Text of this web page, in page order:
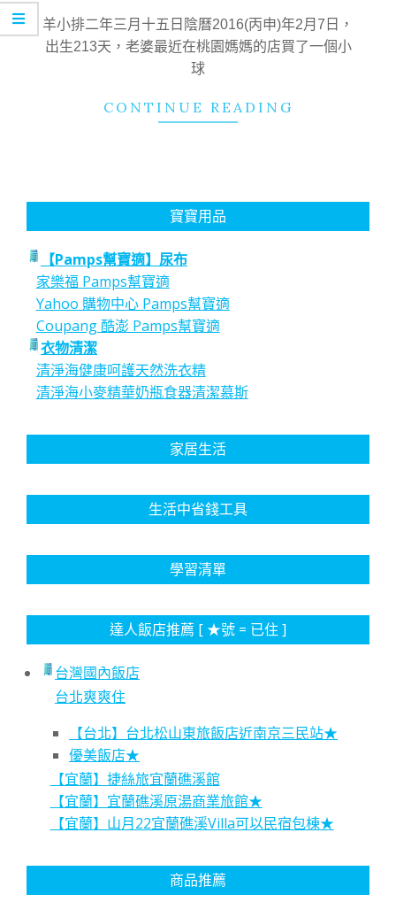
20
羊小排二年三月十五日陰曆2016(丙申)年2月7日，
出生213天，老婆最近在桃園媽媽的店買了一個小
球
CONTINUE READING
寶寶用品
【Pamps幫寶適】尿布
家樂福 Pamps幫寶適
Yahoo 購物中心 Pamps幫寶適
Coupang 酷澎 Pamps幫寶適
衣物清潔
清淨海健康呵護天然洗衣精
清淨海小麥精華奶瓶食器清潔慕斯
家居生活
生活中省錢工具
學習清單
達人飯店推薦 [ ★號 = 已住 ]
台灣國內飯店
台北爽爽住
【台北】台北松山東旅飯店近南京三民站★
優美飯店★
【宜蘭】捷絲旅宜蘭礁溪館
【宜蘭】宜蘭礁溪原湯商業旅館★
【宜蘭】山月22宜蘭礁溪Villa可以民宿包棟★
商品推薦